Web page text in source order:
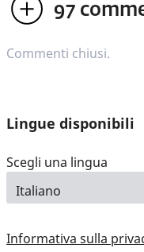
97
Commenti chiusi.
Lingue disponibili
Scegli una lingua
Informativa sulla